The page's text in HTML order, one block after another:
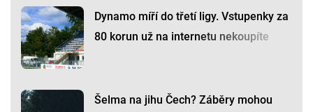
Dynamo míří do třetí ligy. Vstupenky za
80 korun už na internetu nekoupíte
Šelma na jihu Čech? Záběry mohou